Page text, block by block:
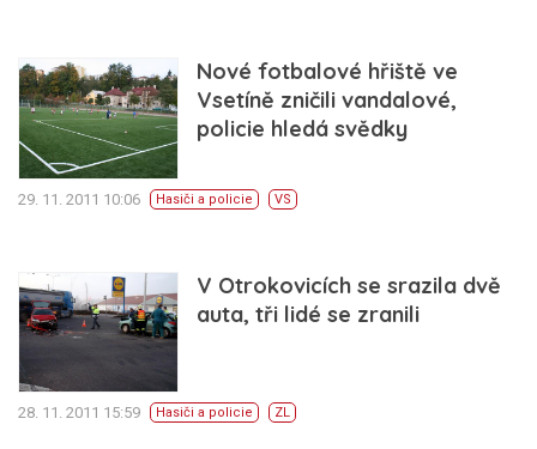
Nové fotbalové hřiště ve
Vsetíně zničili vandalové,
policie hledá svědky
29. 11. 2011 10:06 Hasiči a policie VS
V Otrokovicích se srazila dvě
auta, tři lidé se zranili
28. 11. 2011 15:59 Hasiči a policie ZL